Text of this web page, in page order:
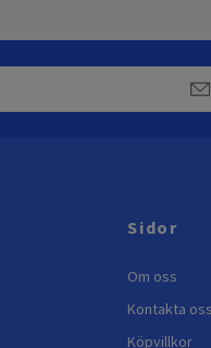
Sidor
Om oss
Kontakta oss
Köpvillkor